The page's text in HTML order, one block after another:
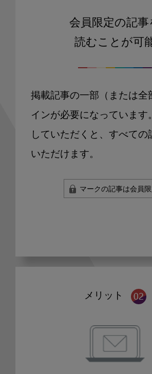
会員限定の記事
読むことが可
掲載記事の一部（または全
インが必要になっています
していただくと、すべての
いただけます。
マークの記事は会員
メリット